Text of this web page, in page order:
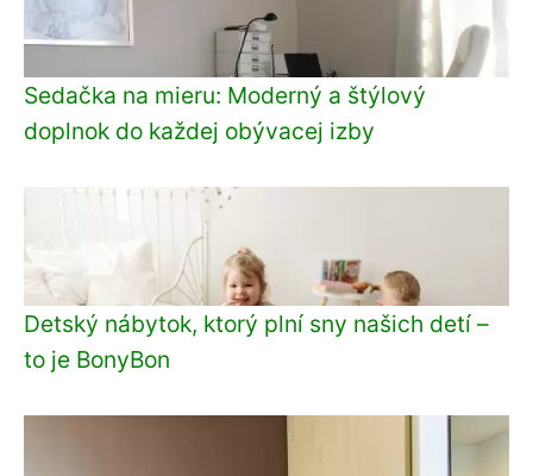
Sedačka na mieru: Moderný a štýlový
doplnok do každej obývacej izby
Detský nábytok, ktorý plní sny našich detí –
to je BonyBon